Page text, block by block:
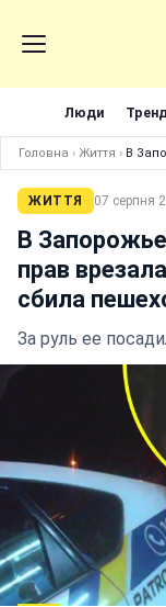
Люди
Головна › Життя › В
ЖИТТЯ 07 серпня
В
прав
сбила
За руль ее